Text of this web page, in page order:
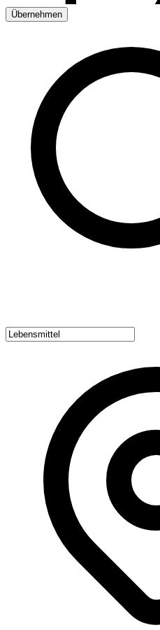
Übernehmen